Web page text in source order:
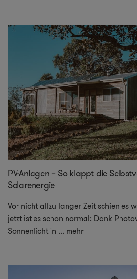
PV-Anlagen – So klappt die
Solarenergie
Vor nicht allzu langer Zeit schien es
jetzt ist es schon normal: Dank
Sonnenlicht in ... mehr